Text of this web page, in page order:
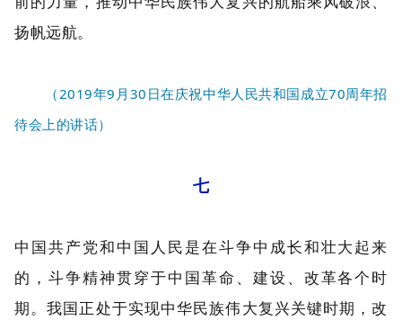
扬帆远航。
（2019年9月30日在庆祝中华人民共和国成立70周年招
待会上的讲话）
七
中国共产党和中国人民是在斗争中成长和壮大起来
的，斗争精神贯穿于中国革命、建设、改革各个时
期。我国正处于实现中华民族伟大复兴关键时期，改